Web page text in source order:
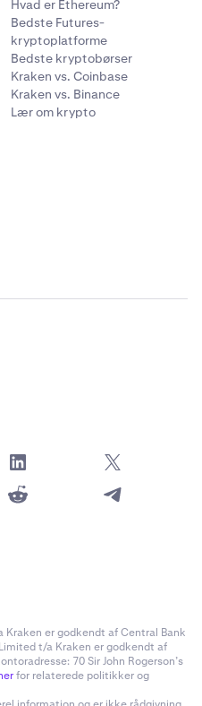
Hvad er Ethereum?
Bedste Futures-
kryptoplatforme
Bedste kryptobørser
Kraken vs. Coinbase
Kraken vs. Binance
Lær om krypto
Kraken er godkendt af Central Bank
t/a Kraken er godkendt af
70 Sir John Rogerson’s
for relaterede politikker og